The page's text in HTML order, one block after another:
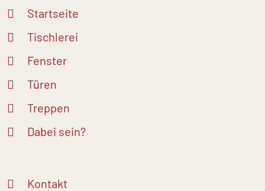
Startseite
Tischlerei
Fenster
Türen
Treppen
Dabei sein?
Kontakt